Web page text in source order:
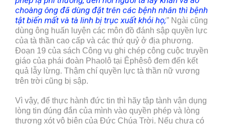
choàng ông đã dùng đặt trên các bệnh nhân thì bệnh
tật biến mất và tà linh bị trục xuất khỏi họ;” Ngài cũng
dùng ông huấn luyện các môn đồ đánh sập quyền lực
của tà thần cao cấp và các thứ quỷ ở địa phương.
Đoạn 19 của sách Công vụ ghi chép công cuộc truyền
giáo của phái đoàn Phaolô tại Êphêsô đem đến kết
quả lẫy lừng. Thậm chí quyền lực tà thần nữ vương
trên trời cũng bị sập.
Vì vậy, để thực hành đức tin thì hãy tập tành vận dụng
lòng tin đúng đắn của mình vào quyền phép và lòng
thương xót vô biên của Đức Chúa Trời. Nếu chưa có